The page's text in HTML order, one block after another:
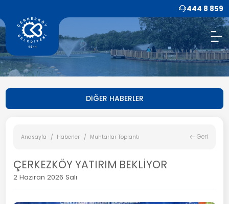
444 8 859
DİĞER HABERLER
Anasayfa Haberler Muhtarlar Toplantı Geri
ÇERKEZKÖY YATIRIM BEKLİYOR
2 Haziran 2026 Salı